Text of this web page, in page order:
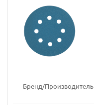
Бренд/Производитель